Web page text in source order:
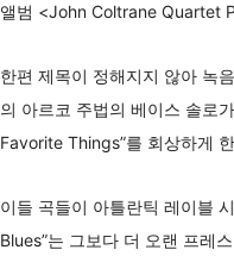
앨범 <John Coltrane Quartet
한편 제목이 정해지지 않아 녹
의 아르코 주법의 베이스 솔로
Favorite Things”를 회상하게
이들 곡들이 아틀란틱 레이블
Blues”는 그보다 더 오랜 프레